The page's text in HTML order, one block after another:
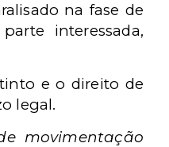
na fase de
interessada,
e o direito de
legal.
movimentação